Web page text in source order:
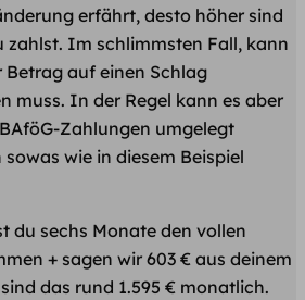
erfährt, desto höher sind
zahlst. Im schlimmsten Fall, kann
Betrag auf einen Schlag
muss. In der Regel kann es aber
Zahlungen umgelegt
wie in diesem Beispiel
du sechs Monate den vollen
+ sagen wir 603 € aus deinem
das rund 1.595 € monatlich.